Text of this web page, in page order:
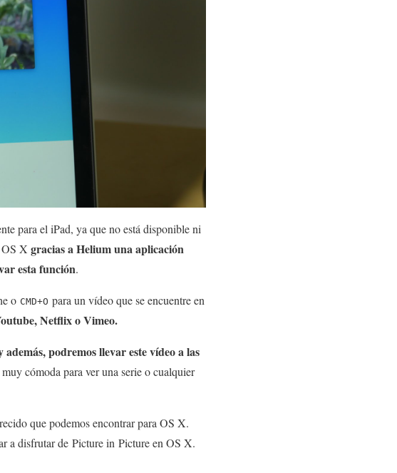
para el iPad, ya que no está disponible ni
OS X gracias a Helium una aplicación
esta función.
o CMD+O para un vídeo que se encuentre en
Netflix o Vimeo.
podremos llevar este vídeo a las
cómoda para ver una serie o cualquier
que podemos encontrar para OS X.
a disfrutar de Picture in Picture en OS X.